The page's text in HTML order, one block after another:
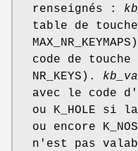
renseignés :
table de
code de touche
NR_KEYS).
avec le code
ou K_HOLE si
ou encore
n'est pas